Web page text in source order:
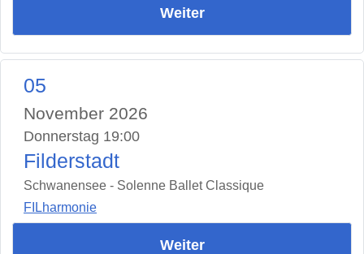
Weiter
05
November 2026
Donnerstag 19:00
Filderstadt
Schwanensee - Solenne Ballet Classique
FILharmonie
Weiter